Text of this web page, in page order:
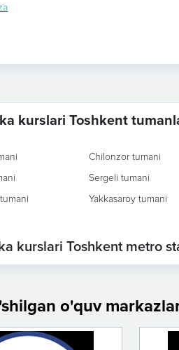
kurslari Toshkent
Chilonzor tumani
Sergeli tumani
Yakkasaroy tumani
kurslari Toshkent metro
o'quv